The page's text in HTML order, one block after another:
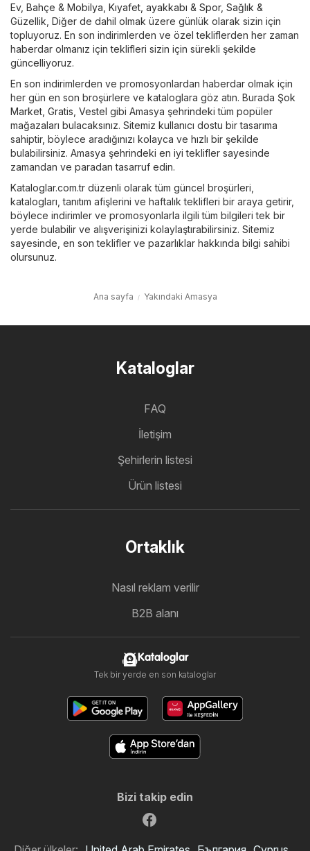
Ev, Bahçe & Mobilya Kıyafet, ayakkabı & Spor, Sağlık &
Güzellik Diğer de dahil olmak üzere günlük olarak sizin için
topluyoruz. En son indirimlerden ve özel tekliflerden her zaman
haberdar olmanız için teklifleri sizin için sürekli şekilde
güncelliyoruz.
En son indirimlerden ve promosyonlardan haberdar olmak için
her gün en son broşürlere ve kataloglara göz atın. Burada Şok
Market Gratis Vestel gibi Amasya şehrindeki tüm popüler
mağazaları bulacaksınız. Sitemiz kullanıcı dostu bir tasarıma
sahiptir, böylece aradığınızı kolayca ve hızlı bir şekilde
bulabilirsiniz. Amasya şehrindeki en iyi teklifler sayesinde
zamandan ve paradan tasarruf edin.
Kataloglar.com.tr düzenli olarak tüm güncel broşürleri,
katalogları, tanıtım afişlerini ve haftalık teklifleri bir araya getirir,
böylece indirimler ve promosyonlarla ilgili tüm bilgileri tek bir
yerde bulabilir ve alışverişinizi kolaylaştırabilirsiniz. Sitemiz
sayesinde, en son teklifler ve pazarlıklar hakkında bilgi sahibi
olursunuz.
Ana sayfa Yakındaki Amasya
Kataloglar
FAQ
İletişim
Şehirlerin listesi
Ürün listesi
Ortaklık
Nasıl reklam verilir
B2B alanı
Kataloglar
Tek bir yerde en son kataloglar
Bizi takip edin